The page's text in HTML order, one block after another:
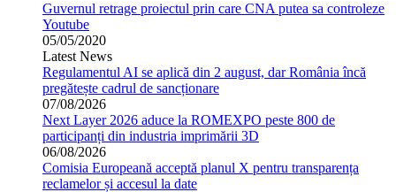
Guvernul retrage proiectul prin care CNA putea sa controleze
Youtube
05/05/2020
Latest News
Regulamentul AI se aplică din 2 august, dar România încă
pregătește cadrul de sancționare
07/08/2026
Next Layer 2026 aduce la ROMEXPO peste 800 de
participanți din industria imprimării 3D
06/08/2026
Comisia Europeană acceptă planul X pentru transparența
reclamelor și accesul la date